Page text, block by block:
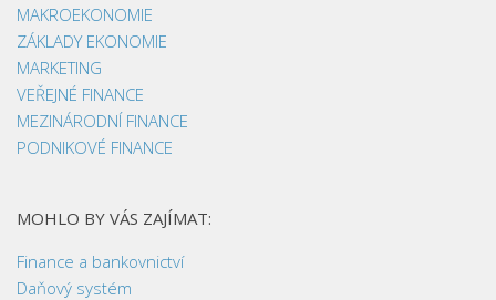
MAKROEKONOMIE
ZÁKLADY EKONOMIE
MARKETING
VEŘEJNÉ FINANCE
MEZINÁRODNÍ FINANCE
PODNIKOVÉ FINANCE
MOHLO BY VÁS ZAJÍMAT:
Finance a bankovnictví
Daňový systém